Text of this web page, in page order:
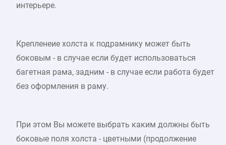
интерьере.
Крепленеие холста к подрамнику может быть
боковым - в случае если будет использоваться
багетная рама, задним - в случае если работа будет
без оформления в раму.
При этом Вы можете выбрать каким должны быть
боковые поля холста - цветными (продолжение